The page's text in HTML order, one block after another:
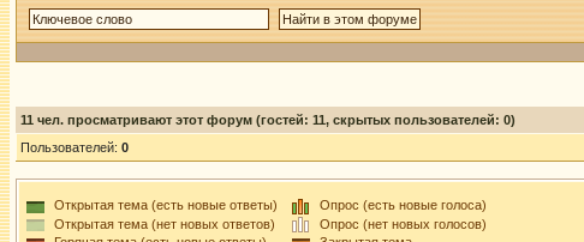
11 чел. просматривают этот форум (гостей: 11, скрытых пользователей: 0)
Пользователей:0
Открытая тема (есть новые ответы)
Открытая тема (нет новых ответов)
Опрос (есть новые голоса)
Опрос (нет новых голосов)